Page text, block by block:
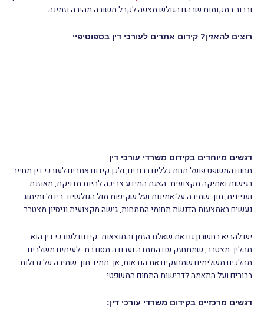
וברור במקומות שבהם הגולש מצפה לקבל תשובה מהירה וזמינה.
רוצים להאזין? קידום אתרים לעורכי דין בספוטיפיי
דגשים מיוחדים בקידום משרדי עורכי דין
תחום המשפט פועל תחת כללים ברורים, ולכן קידום אתרים לעורכי דין מחייב
רגישות ואתיקה מקצועית. הצגת המידע צריכה להיות מדויקת, מאוזנת
ועניינית, תוך שמירה על אמינות ועל שקיפות מול הגולשים. בידול ומיתוג
נעשים באמצעות הדגשת תחומי התמחות, גישה מקצועית וניסיון מצטבר.
יש להביא בחשבון גם את שאלת הזמן והתוצאות. קידום לעורכי דין הוא
תהליך מצטבר, שמתחזק עם התמדה ועבודה מסודרת. לעיתים משלבים
מהלכים משלימים שמחזקים את הנראות, אך תמיד תוך שמירה על גבולות
ברורים ועל התאמה לדרישות התחום המשפטי.
דגשים מרכזיים בקידום משרדי עורכי דין: